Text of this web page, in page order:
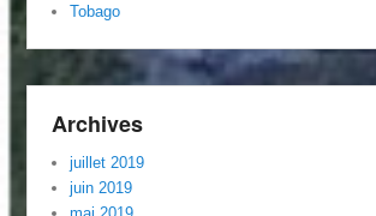
Tobago
Archives
juillet 2019
juin 2019